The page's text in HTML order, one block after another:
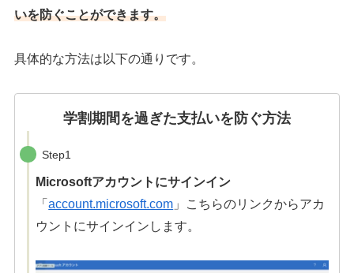
いを防ぐことができます。
具体的な方法は以下の通りです。
学割期間を過ぎた支払いを防ぐ方法
Step1
Microsoftアカウントにサインイン
「account.microsoft.com 」こちらのリンクからアカ
ウントにサインインします。